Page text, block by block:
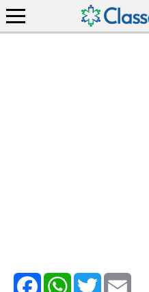
FacebookWhatsApp
Twitter